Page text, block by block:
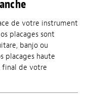
de votre instrument
placages sont
banjo ou
placages haute
final de votre